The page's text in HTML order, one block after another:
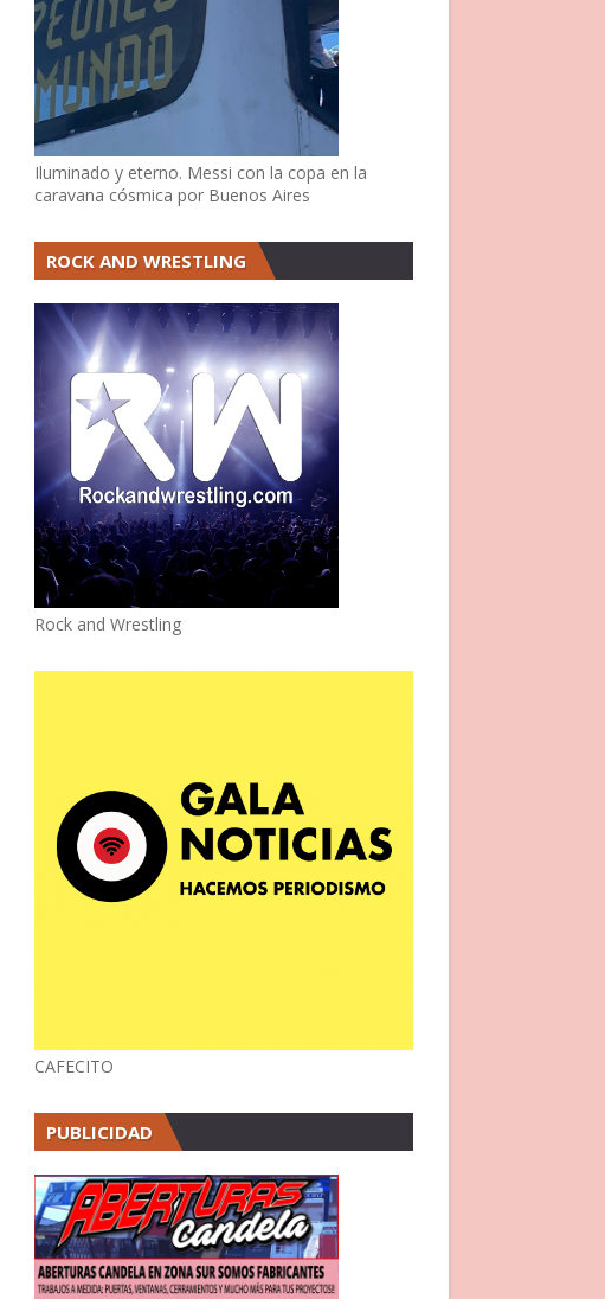
Iluminado y eterno. Messi con la copa en la
caravana cósmica por Buenos Aires
ROCK AND WRESTLING
Rock and Wrestling
CAFECITO
PUBLICIDAD